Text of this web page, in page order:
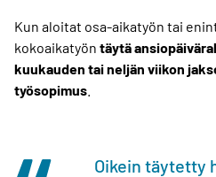
Kun aloitat osa-aikatyön tai
kokoaikatyön täytä
kuukauden tai neljän viikon
työsopimus
Oikein täytetty